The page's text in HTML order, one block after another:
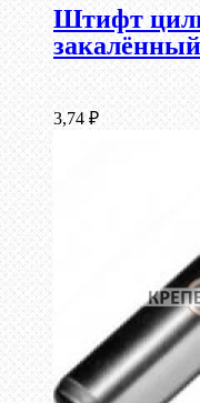
Штифт
3,74 ₽